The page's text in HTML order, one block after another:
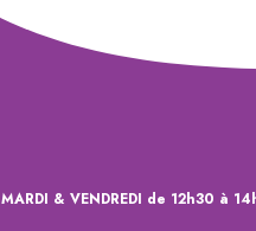
MARDI & VENDREDI de 12h30 à